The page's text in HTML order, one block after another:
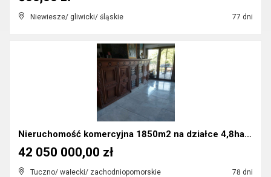
Niewiesze/ gliwicki/ śląskie 77 dni
Nieruchomość komercyjna 1850m2 na działce 4,8ha w ...
Tuczno/ wałecki/ zachodniopomorskie 78 dni
42 050 000,00 zł